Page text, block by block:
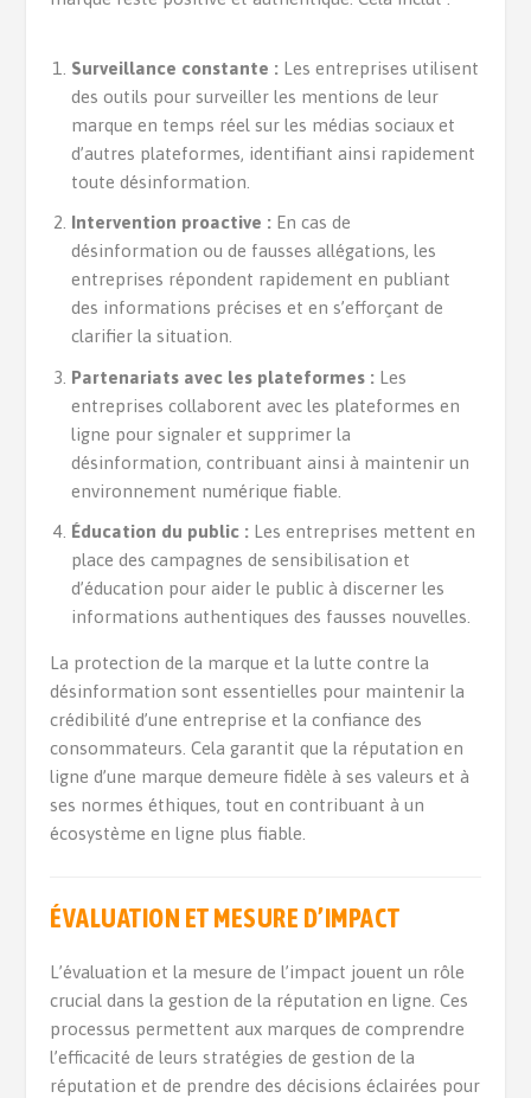
Surveillance constante :Les entreprises utilisent
des outils pour surveiller les mentions de leur
marque en temps réel sur les médias sociaux et
d’autres plateformes, identifiant ainsi rapidement
toute désinformation.
Intervention proactive :En cas de
désinformation ou de fausses allégations, les
entreprises répondent rapidement en publiant
des informations précises et en s’efforçant de
clarifier la situation.
Partenariats avec les plateformes :Les
entreprises collaborent avec les plateformes en
ligne pour signaler et supprimer la
désinformation, contribuant ainsi à maintenir un
environnement numérique fiable.
Éducation du public :Les entreprises mettent en
place des campagnes de sensibilisation et
d’éducation pour aider le public à discerner les
informations authentiques des fausses nouvelles.
La protection de la marque et la lutte contre la
désinformation sont essentielles pour maintenir la
crédibilité d’une entreprise et la confiance des
consommateurs. Cela garantit que la réputation en
ligne d’une marque demeure fidèle à ses valeurs et à
ses normes éthiques, tout en contribuant à un
écosystème en ligne plus fiable.
ÉVALUATION ET MESURE D’IMPACT
L’évaluation et la mesure de l’impact jouent un rôle
crucial dans la gestion de la réputation en ligne. Ces
processus permettent aux marques de comprendre
l’efficacité de leurs stratégies de gestion de la
réputation et de prendre des décisions éclairées pour